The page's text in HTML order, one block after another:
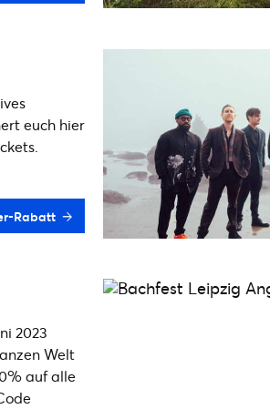
euch hier
Rabatt
2023
Welt
auf alle